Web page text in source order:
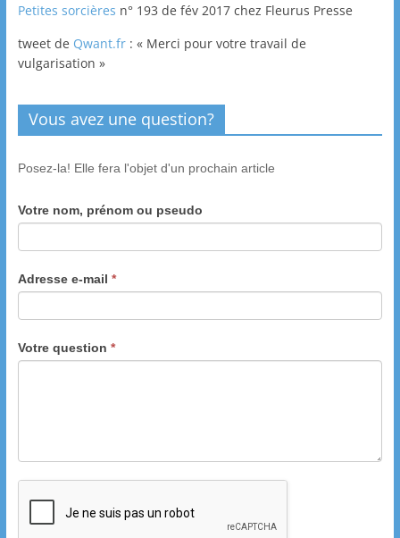
Petites sorcières n° 193 de fév 2017 chez Fleurus Presse
tweet de Qwant.fr: « Merci pour votre travail de
vulgarisation »
Vous avez une question?
Posez-la! Elle fera l'objet d'un prochain article
Votre nom, prénom ou pseudo
Adresse e-mail *
Votre question *